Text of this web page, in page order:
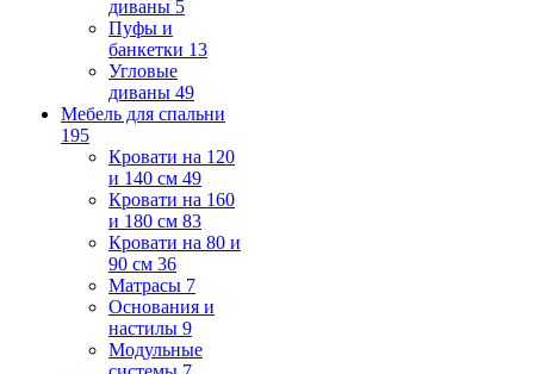
диваны 5
Пуфы и
банкетки 13
Угловые
диваны 49
Мебель для спальни
195
Кровати на 120
и 140 см 49
Кровати на 160
и 180 см 83
Кровати на 80 и
90 см 36
Матрасы 7
Основания и
настилы 9
Модульные